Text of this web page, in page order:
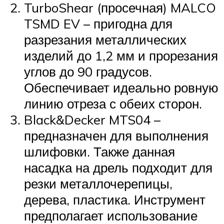
TurboShear (просечная) MALCO
TSMD EV – пригодна для
разрезания металлических
изделий до 1,2 мм и прорезания
углов до 90 градусов.
Обеспечивает идеально ровную
линию отреза с обеих сторон.
Black&Decker MTS04 –
предназначен для выполнения
шлифовки. Также данная
насадка на дрель подходит для
резки металлочерепицы,
дерева, пластика. Инструмент
предполагает использование